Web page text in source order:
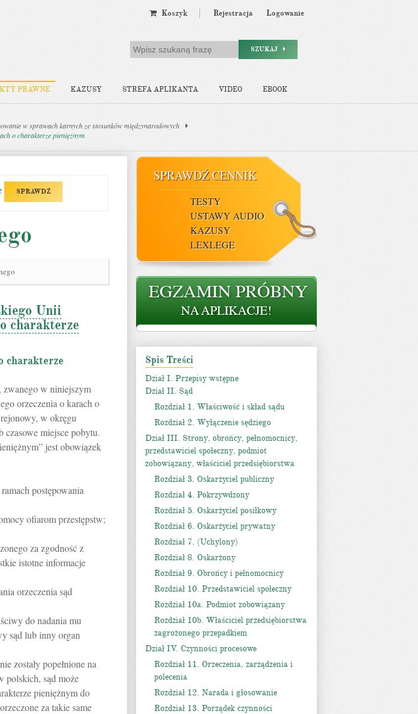
Koszyk Rejestracja Logowanie
SZUKAJ
PRAWNE KAZUSY STREFA APLIKANTA VIDEO EBOOK
w sprawach karnych ze stosunków międzynarodowych
o charakterze pieniężnym
SPRAWDŹ
Unii
charakterze
charakterze
zwanego w niniejszym
orzeczenia o karach o
w okręgu
czasowe miejsce pobytu.
jest obowiązek
postępowania
ofiarom przestępstw;
za zgodność z
istotne informacje
orzeczenia sąd
do nadania mu
sąd lub inny organ
zostały popełnione na
polskich, sąd może
pieniężnym do
za takie same
SPRAWDŹ CENNIK
TESTY
USTAWY AUDIO
KAZUSY
LEXLEGE
Spis Treści
Dział I. Przepisy wstępne
Dział II. Sąd
Rozdział 1. Właściwość i skład sądu
Rozdział 2. Wyłączenie sędziego
Dział III. Strony, obrońcy, pełnomocnicy,
przedstawiciel społeczny, podmiot
zobowiązany, właściciel przedsiębiorstwa
Rozdział 3. Oskarżyciel publiczny
Rozdział 4. Pokrzywdzony
Rozdział 5. Oskarżyciel posiłkowy
Rozdział 6. Oskarżyciel prywatny
Rozdział 7. (Uchylony)
Rozdział 8. Oskarżony
Rozdział 9. Obrońcy i pełnomocnicy
Rozdział 10. Przedstawiciel społeczny
Rozdział 10a. Podmiot zobowiązany
Rozdział 10b. Właściciel przedsiębiorstwa
zagrożonego przepadkiem
Dział IV. Czynności procesowe
Rozdział 11. Orzeczenia, zarządzenia i
polecenia
Rozdział 12. Narada i głosowanie
Rozdział 13. Porządek czynności